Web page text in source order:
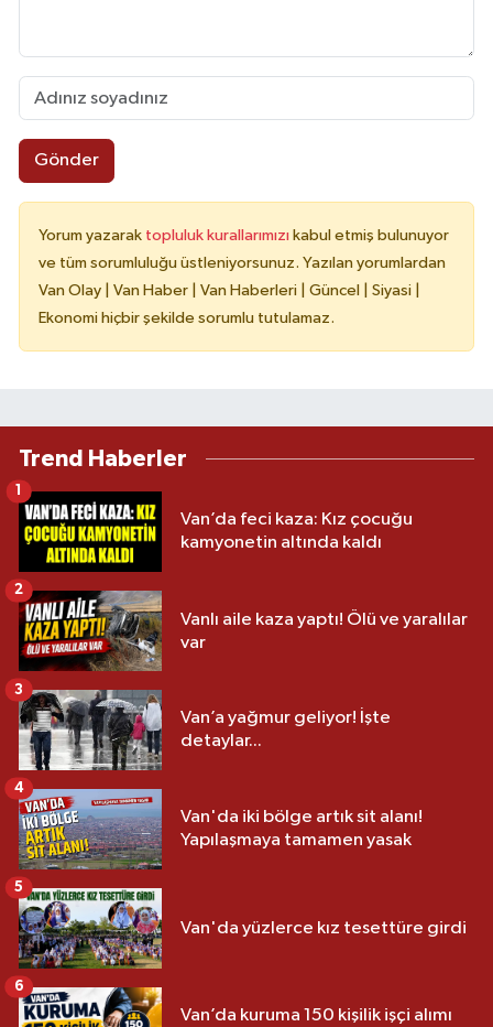
Gönder
Yorum yazarak topluluk kurallarımızı kabul etmiş bulunuyor
ve tüm sorumluluğu üstleniyorsunuz. Yazılan yorumlardan
Van Olay | Van Haber | Van Haberleri | Güncel | Siyasi |
Ekonomi hiçbir şekilde sorumlu tutulamaz.
Trend Haberler
Van’da feci kaza: Kız çocuğu
kamyonetin altında kaldı
1
Vanlı aile kaza yaptı! Ölü ve yaralılar
var
2
Van’a yağmur geliyor! İşte
detaylar...
3
Van'da iki bölge artık sit alanı!
Yapılaşmaya tamamen yasak
4
Van'da yüzlerce kız tesettüre girdi
5
Van’da kuruma 150 kişilik işçi alımı
6